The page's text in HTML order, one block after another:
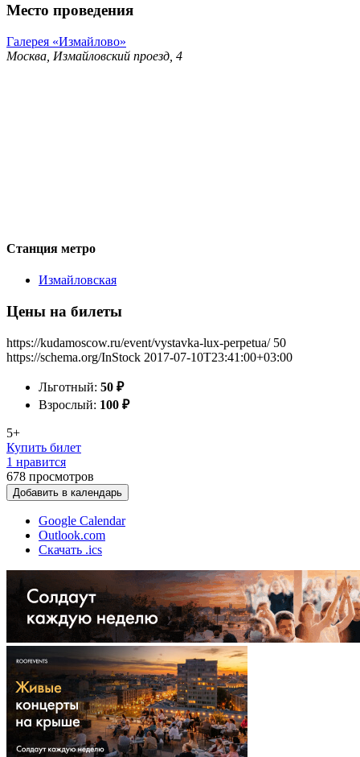
Место проведения
Галерея «Измайлово»
Москва, Измайловский проезд, 4
Станция метро
Измайловская
Цены на билеты
https://kudamoscow.ru/event/vystavka-lux-perpetua/ 50
https://schema.org/InStock 2017-07-10T23:41:00+03:00
Льготный: 50 ₽
Взрослый: 100 ₽
5+
Купить билет
1 нравится
678 просмотров
Добавить в календарь
Google Calendar
Outlook.com
Скачать .ics